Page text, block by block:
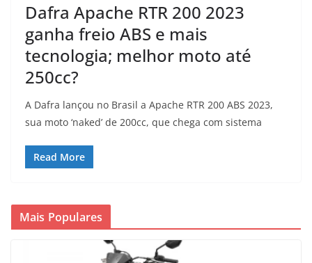
Dafra Apache RTR 200 2023
ganha freio ABS e mais
tecnologia; melhor moto até
250cc?
A Dafra lançou no Brasil a Apache RTR 200 ABS 2023,
sua moto ‘naked’ de 200cc, que chega com sistema
Read More
Mais Populares